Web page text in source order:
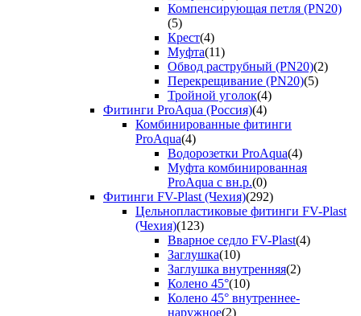
Компенсирующая петля (PN20)
(5)
Крест(4)
Муфта(11)
Обвод раструбный (PN20)(2)
Перекрещивание (PN20)(5)
Тройной уголок(4)
Фитинги ProAqua (Россия)(4)
Комбинированные фитинги
ProAqua(4)
Водорозетки ProAqua(4)
Муфта комбинированная
ProAqua с вн.р.(0)
Фитинги FV-Plast (Чехия)(292)
Цельнопластиковые фитинги FV-Plast
(Чехия)(123)
Вварное седло FV-Plast(4)
Заглушка(10)
Заглушка внутренняя(2)
Колено 45°(10)
Колено 45° внутреннее-
наружное(2)